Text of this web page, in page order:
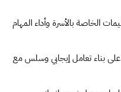
– التمتع بمهارات تواصل جيدة تساعد على بناء تعامل إيجابي وسلس مع